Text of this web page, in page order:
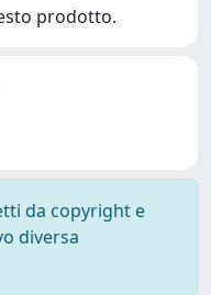
prodotto.
da copyright e
diversa